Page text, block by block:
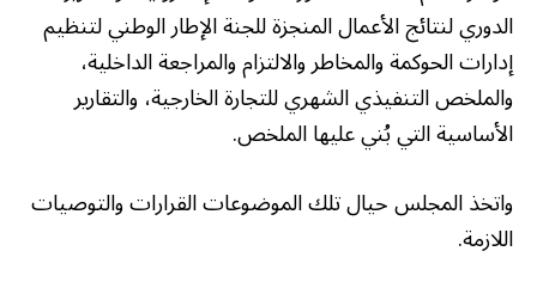
الدوري لنتائج الأعمال المنجزة للجنة الإطار الوطني لتنظيم
إدارات الحوكمة والمخاطر والالتزام والمراجعة الداخلية،
والملخص التنفيذي الشهري للتجارة الخارجية، والتقارير
الأساسية التي بُني عليها الملخص.
واتخذ المجلس حيال تلك الموضوعات القرارات والتوصيات
اللازمة.